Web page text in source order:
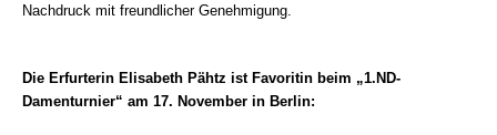
Nachdruck mit freundlicher Genehmigung.
Die Erfurterin Elisabeth Pähtz ist Favoritin beim „1.ND-
Damenturnier“ am 17. November in Berlin: